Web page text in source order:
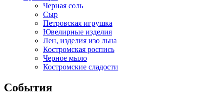
Черная соль
Сыр
Петровская игрушка
Ювелирные изделия
Лен, изделия изо льна
Костромская роспись
Черное мыло
Костромские сладости
События